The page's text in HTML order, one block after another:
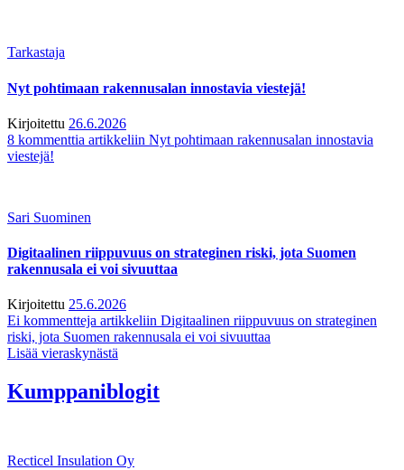
Tarkastaja
Nyt pohtimaan rakennusalan innostavia viestejä!
Kirjoitettu 26.6.2026
8 kommenttia artikkeliin Nyt pohtimaan rakennusalan innostavia
viestejä!
Sari Suominen
Digitaalinen riippuvuus on strateginen riski, jota Suomen
rakennusala ei voi sivuuttaa
Kirjoitettu 25.6.2026
Ei kommentteja artikkeliin Digitaalinen riippuvuus on strateginen
riski, jota Suomen rakennusala ei voi sivuuttaa
Lisää vieraskynästä
Kumppaniblogit
Recticel Insulation Oy